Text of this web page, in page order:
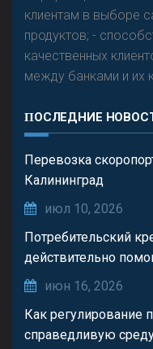
клиентам в выборе
продуктов; -
качественных
между банками и их
ПОСЛЕДНИЕ
Перевозка
Калининград
июл 10, 2026
Потребительский
действительно
июн 16, 2026
Как регулирование
справедливую